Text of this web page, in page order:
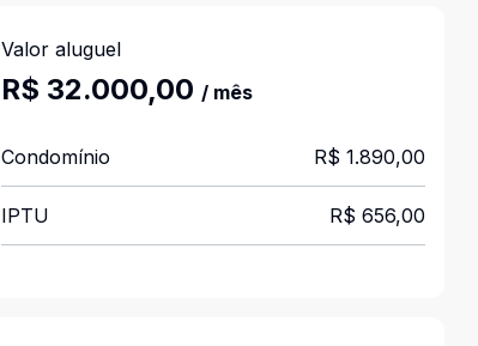
Valor aluguel
R$ 32.000,00 / mês
Condomínio R$ 1.890,00
IPTU R$ 656,00